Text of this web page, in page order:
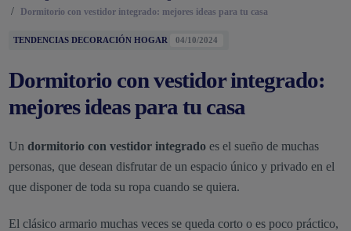
/ Dormitorio con vestidor integrado: mejores ideas para tu casa
TENDENCIAS DECORACIÓN HOGAR 04/10/2024
Dormitorio con vestidor integrado:
mejores ideas para tu casa
Un dormitorio con vestidor integradoes el sueño de muchas
personas, que desean disfrutar de un espacio único y privado en el
que disponer de toda su ropa cuando se quiera.
El clásico armario muchas veces se queda corto o es poco práctico,